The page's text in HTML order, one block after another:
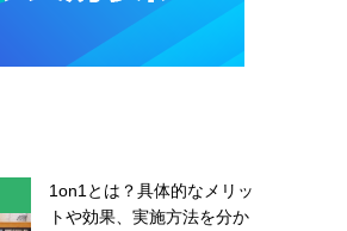
1on1とは？具体的なメリッ
トや効果、実施方法を分か